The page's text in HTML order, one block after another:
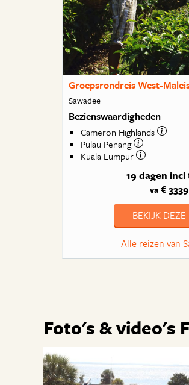
Groepsrondreis West-
Sawadee
Bezienswaardigheden
Cameron Highlands
Pulau Penang
Kuala Lumpur
19 dagen incl
va € 3339
BEKIJK DEZE
Alle reizen van
Foto's & video's